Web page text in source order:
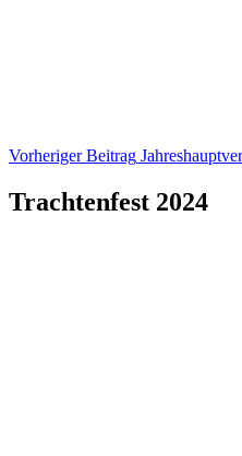
Beitragsnavigation
Vorheriger Beitrag
Trachtenfest 2024